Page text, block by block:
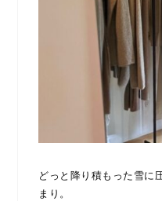
どっと降り積もった雪に
まり。